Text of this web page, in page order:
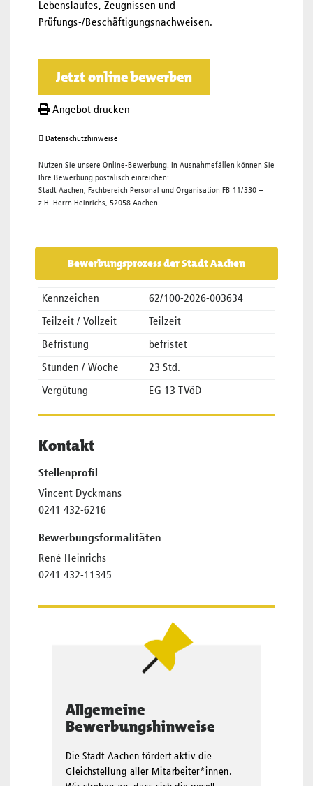
Lebenslaufes, Zeugnissen und
Prüfungs-/Beschäftigungsnachweisen.
Jetzt online bewerben
Angebot drucken
Datenschutzhinweise
Nutzen Sie unsere Online-Bewerbung. In Ausnahmefällen können Sie
Ihre Bewerbung postalisch einreichen:
Stadt Aachen, Fachbereich Personal und Organisation FB 11/330 –
z.H. Herrn Heinrichs, 52058 Aachen
Bewerbungsprozess der Stadt Aachen
Kennzeichen 62/100-2026-003634
Teilzeit / Vollzeit Teilzeit
Befristung befristet
Stunden / Woche 23 Std.
Vergütung EG 13 TVöD
Kontakt
Stellenprofil
Vincent Dyckmans
0241 432-6216
Bewerbungsformalitäten
René Heinrichs
0241 432-11345
Allgemeine
Bewerbungshinweise
Die Stadt Aachen fördert aktiv die
Gleichstellung aller Mit­arbei­ter*innen.